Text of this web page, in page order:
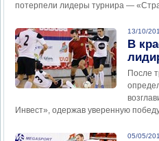
потерпели лидеры турнира —
13/10/
В
После
Инвест», одержав уверенную
05/05/